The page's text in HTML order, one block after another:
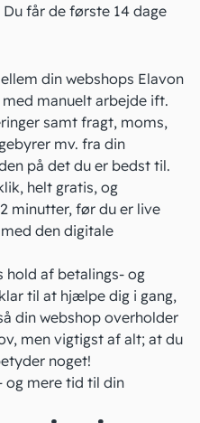
får de første 14 dage
din webshops Elavon
manuelt arbejde ift.
samt fragt, moms,
mv. fra din
på det du er bedst til.
helt gratis, og
minutter, før du er live
den digitale
hold af betalings- og
til at hjælpe dig i gang,
din webshop overholder
men vigtigst af alt; at du
noget!
og mere tid til din